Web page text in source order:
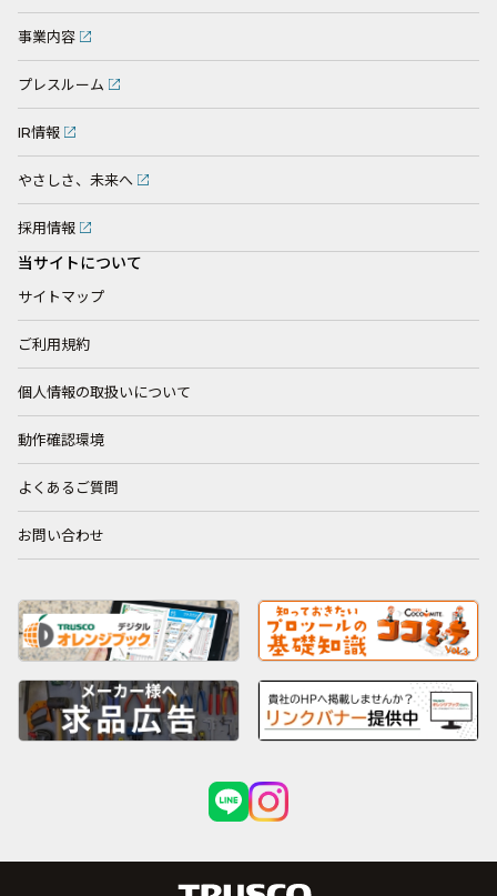
事業内容
プレスルーム
IR情報
やさしさ、未来へ
採用情報
当サイトについて
サイトマップ
ご利用規約
個人情報の取扱いについて
動作確認環境
よくあるご質問
お問い合わせ